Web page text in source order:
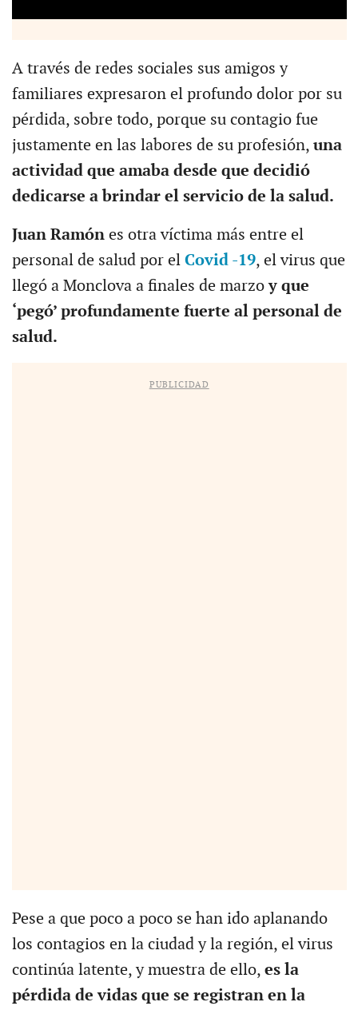
A través de redes sociales sus amigos y
familiares expresaron el profundo dolor por su
pérdida, sobre todo, porque su contagio fue
justamente en las labores de su profesión, una
actividad que amaba desde que decidió
dedicarse a brindar el servicio de la salud.
Juan Ramón es otra víctima más entre el
personal de salud por el Covid -19, el virus que
llegó a Monclova a finales de marzoy que
‘pegó’ profundamente fuerte al personal de
salud.
PUBLICIDAD
Pese a que poco a poco se han ido aplanando
los contagios en la ciudad y la región, el virus
continúa latente, y muestra de ello, es la
pérdida de vidas que se registran en la